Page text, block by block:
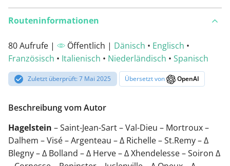
Routeninformationen
80 Aufrufe | Öffentlich | Dänisch • Englisch •
Französisch • Italienisch • Niederländisch • Spanisch
Zuletzt überprüft: 7 Mai 2025 Übersetzt von OpenAI
Beschreibung vom Autor
Hagelstein – Saint-Jean-Sart – Val-Dieu – Mortroux –
Dalhem – Visé – Argenteau – ∆ Richelle – St.Remy – ∆
Blegny – ∆ Bolland – ∆ Herve – ∆ Xhendelesse – Soiron ∆